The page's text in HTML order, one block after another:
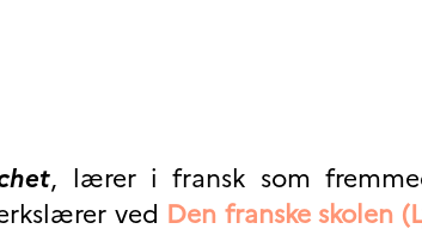
, lærer i fransk som
ved Den franske skolen